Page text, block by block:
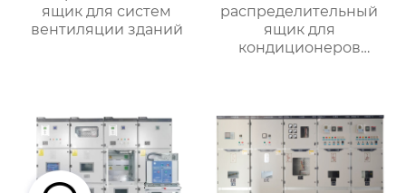
ящик для систем
вентиляции зданий
распределительный
ящик для
кондиционеров